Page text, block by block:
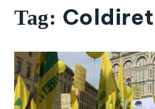
Tag: